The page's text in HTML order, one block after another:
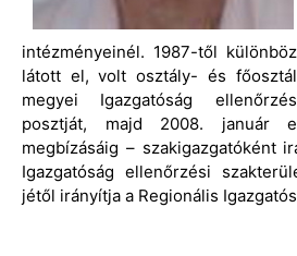
intézményeinél. 1987-től
látott el, volt osztály- és
megyei Igazgatóság
posztját, majd 2008. január
megbízásáig – szakigazgatóként
Igazgatóság ellenőrzési
jétől irányítja a Regionális